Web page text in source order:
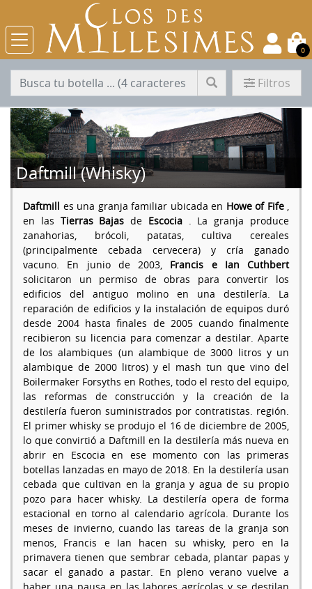
0
Filtros
Daftmill (Whisky)
Daftmill es una granja familiar ubicada en Howe of Fife,
en las Tierras Bajas de Escocia. La granja produce
zanahorias, brócoli, patatas, cultiva cereales
(principalmente cebada cervecera) y cría ganado
vacuno. En junio de 2003, Francis e Ian Cuthbert
solicitaron un permiso de obras para convertir los
edificios del antiguo molino en una destilería. La
reparación de edificios y la instalación de equipos duró
desde 2004 hasta finales de 2005 cuando finalmente
recibieron su licencia para comenzar a destilar. Aparte
de los alambiques (un alambique de 3000 litros y un
alambique de 2000 litros) y el mash tun que vino del
Boilermaker Forsyths en Rothes, todo el resto del equipo,
las reformas de construcción y la creación de la
destilería fueron suministrados por contratistas. región.
El primer whisky se produjo el 16 de diciembre de 2005,
lo que convirtió a Daftmill en la destilería más nueva en
abrir en Escocia en ese momento con las primeras
botellas lanzadas en mayo de 2018. En la destilería usan
cebada que cultivan en la granja y agua de su propio
pozo para hacer whisky. La destilería opera de forma
estacional en torno al calendario agrícola. Durante los
meses de invierno, cuando las tareas de la granja son
menos, Francis e Ian hacen su whisky, pero en la
primavera tienen que sembrar cebada, plantar papas y
sacar el ganado a pastar. En pleno verano vuelve a